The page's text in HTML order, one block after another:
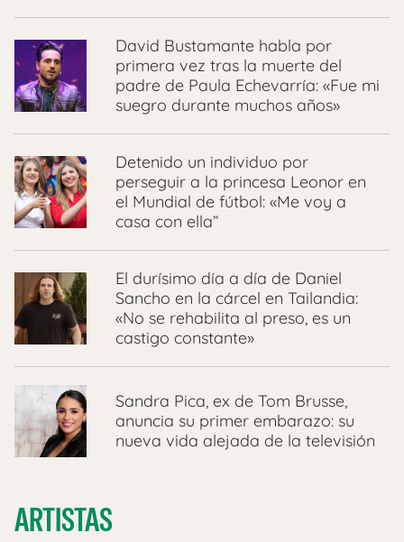
David Bustamante habla por
primera vez tras la muerte del
padre de Paula Echevarría: «Fue mi
suegro durante muchos años»
Detenido un individuo por
perseguir a la princesa Leonor en
el Mundial de fútbol: «Me voy a
casa con ella”
El durísimo día a día de Daniel
Sancho en la cárcel en Tailandia:
«No se rehabilita al preso, es un
castigo constante»
Sandra Pica, ex de Tom Brusse,
anuncia su primer embarazo: su
nueva vida alejada de la televisión
ARTISTAS